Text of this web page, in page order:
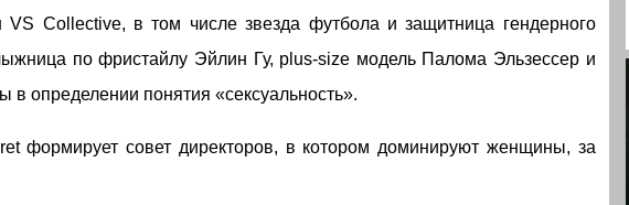
Collective, в том числе звезда футбола и защитница гендерного
по фристайлу Эйлин Гу, plus-size модель Палома Эльзессер и
определении понятия «сексуальность».
формирует совет директоров, в котором доминируют женщины, за